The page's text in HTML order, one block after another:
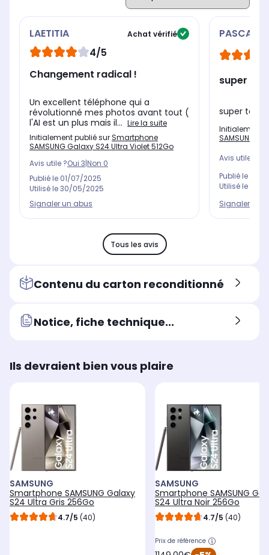
LAETITIA Achat vérifié
4/5
Changement radical !
Un excellent téléphone qui a
révolutionné mes photos avant tout (
l'AI est un plus mais il... Lire la suite
Initialement publié surSmartphone
SAMSUNG Galaxy S24 Ultra Violet 512Go
Avis utile ?Oui 3|Non 0
Publié le 01/07/2025
Utilisé le30/05/2025
Signaler un abus
PASCAL
super
super
Initialement
SAMSUNG
Avis utile ?
Publié le
Utilisé le
Signaler un
Tous les avis
Contenu du carton reconditionné
Notice, fiche technique...
Ils devraient bien vous plaire
SAMSUNG
Smartphone SAMSUNG Galaxy
S24 Ultra Gris 256Go
4.7/5 (40)
SAMSUNG
Smartphone SAMSUNG
S24 Ultra Noir 256Go
4.7/5 (40)
Prix de référence